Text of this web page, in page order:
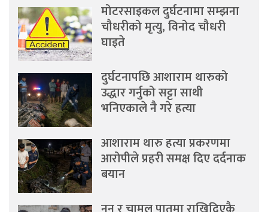
मोटरसाइकल दुर्घटनामा सम्झना
चौधरीको मृत्यु, विनोद चौधरी
घाइते
दुर्घटनापछि आशाराम थारुको
उद्धार गर्नुको सट्टा साथी
भनिएकाले नै गरे हत्या
आशाराम थारु हत्या प्रकरणमा
आरोपीले प्रहरी समक्ष दिए दर्दनाक
बयान